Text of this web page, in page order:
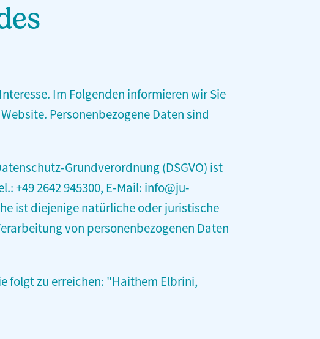
Im Folgenden informieren wir Sie
Personenbezogene Daten sind
Grundverordnung (DSGVO) ist
‭+49 2642 945300‬, E-Mail: info@ju-
ist diejenige natürliche oder juristische
von personenbezogenen Daten
folgt zu erreichen: "Haithem Elbrini,